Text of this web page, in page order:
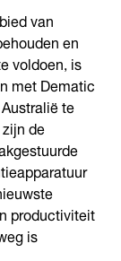
van
en
voldoen, is
met Dematic
te
de
productiviteit
is